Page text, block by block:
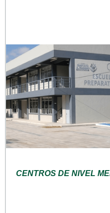
CENTROS DE NIVEL